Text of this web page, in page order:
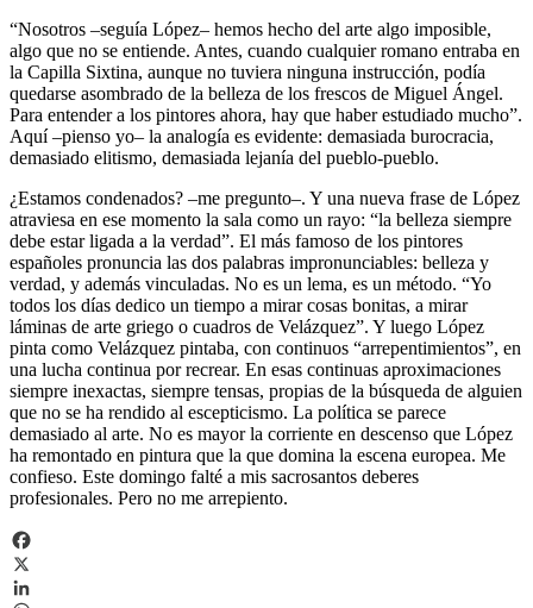
“Nosotros –seguía López– hemos hecho del arte algo imposible,
algo que no se entiende. Antes, cuando cualquier romano entraba en
la Capilla Sixtina, aunque no tuviera ninguna instrucción, podía
quedarse asombrado de la belleza de los frescos de Miguel Ángel.
Para entender a los pintores ahora, hay que haber estudiado mucho”.
Aquí –pienso yo– la analogía es evidente: demasiada burocracia,
demasiado elitismo, demasiada lejanía del pueblo-pueblo.
¿Estamos condenados? –me pregunto–. Y una nueva frase de López
atraviesa en ese momento la sala como un rayo: “la belleza siempre
debe estar ligada a la verdad”. El más famoso de los pintores
españoles pronuncia las dos palabras impronunciables: belleza y
verdad, y además vinculadas. No es un lema, es un método. “Yo
todos los días dedico un tiempo a mirar cosas bonitas, a mirar
láminas de arte griego o cuadros de Velázquez”. Y luego López
pinta como Velázquez pintaba, con continuos “arrepentimientos”, en
una lucha continua por recrear. En esas continuas aproximaciones
siempre inexactas, siempre tensas, propias de la búsqueda de alguien
que no se ha rendido al escepticismo. La política se parece
demasiado al arte. No es mayor la corriente en descenso que López
ha remontado en pintura que la que domina la escena europea. Me
confieso. Este domingo falté a mis sacrosantos deberes
profesionales. Pero no me arrepiento.
Facebook
X